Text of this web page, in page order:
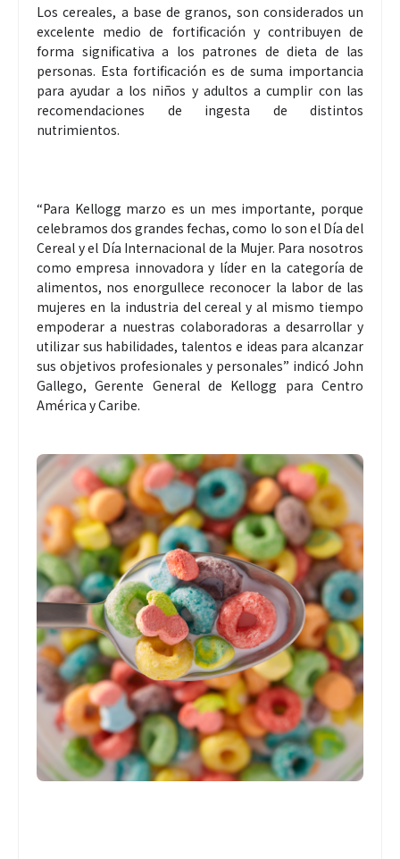
Los cereales, a base de granos, son considerados un
excelente medio de fortificación y contribuyen de
forma significativa a los patrones de dieta de las
personas. Esta fortificación es de suma importancia
para ayudar a los niños y adultos a cumplir con las
recomendaciones de ingesta de distintos
nutrimientos.
“Para Kellogg marzo es un mes importante, porque
celebramos dos grandes fechas, como lo son el Día del
Cereal y el Día Internacional de la Mujer. Para nosotros
como empresa innovadora y líder en la categoría de
alimentos, nos enorgullece reconocer la labor de las
mujeres en la industria del cereal y al mismo tiempo
empoderar a nuestras colaboradoras a desarrollar y
utilizar sus habilidades, talentos e ideas para alcanzar
sus objetivos profesionales y personales” indicó John
Gallego, Gerente General de Kellogg para Centro
América y Caribe.